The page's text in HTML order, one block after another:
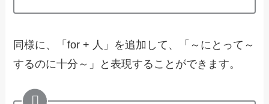
同様に、「for + 人」を追加して、「～にとって～
するのに十分～」と表現することができます。